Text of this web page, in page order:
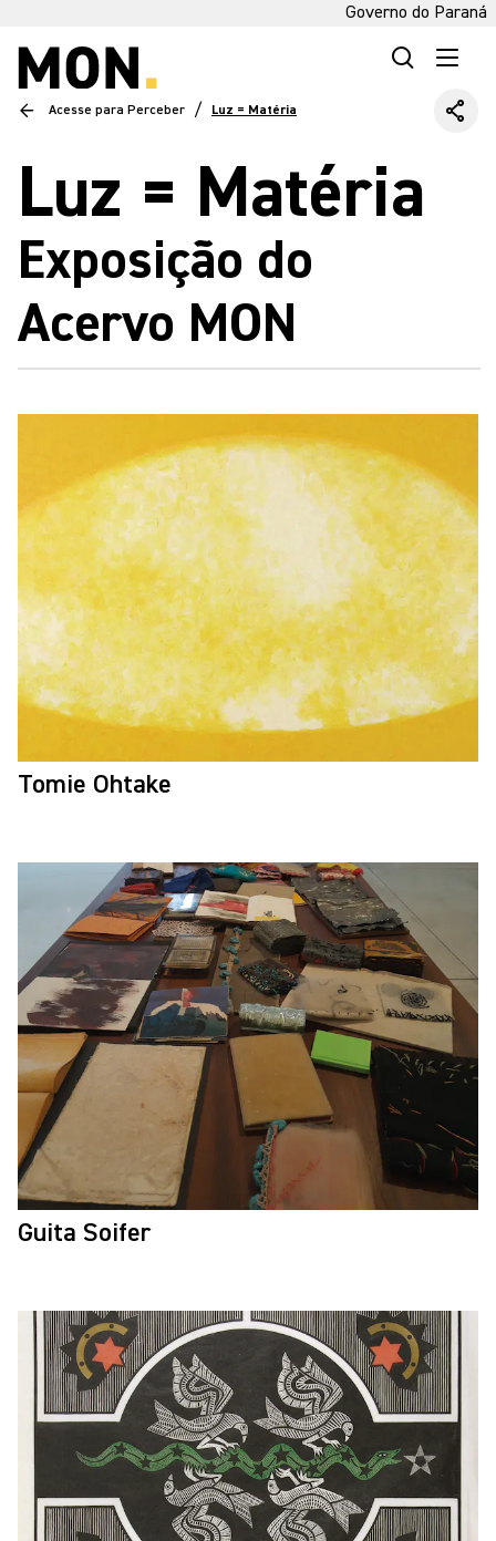
Governo do Paraná
Acesse para Perceber / Luz = Matéria
Luz = Matéria
Exposição do
Acervo MON
Tomie Ohtake
Guita Soifer